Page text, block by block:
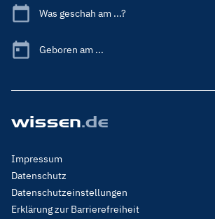
Was geschah am ...?
Geboren am ...
Footer
Menu
Legal
Impressum
Datenschutz
Datenschutzeinstellungen
Erklärung zur Barrierefreiheit